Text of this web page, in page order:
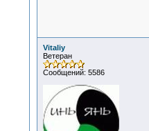
Vitaliy
Ветеран
Сообщений: 5586